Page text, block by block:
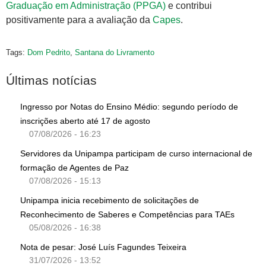
Graduação em Administração (PPGA) e contribui
positivamente para a avaliação da Capes.
Tags: Dom Pedrito, Santana do Livramento
Últimas notícias
Ingresso por Notas do Ensino Médio: segundo período de
inscrições aberto até 17 de agosto
07/08/2026 - 16:23
Servidores da Unipampa participam de curso internacional de
formação de Agentes de Paz
07/08/2026 - 15:13
Unipampa inicia recebimento de solicitações de
Reconhecimento de Saberes e Competências para TAEs
05/08/2026 - 16:38
Nota de pesar: José Luís Fagundes Teixeira
31/07/2026 - 13:52